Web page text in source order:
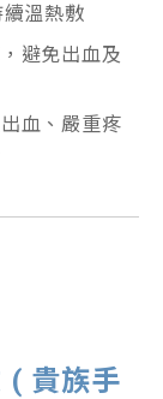
溫熱敷
避免出血及
血、嚴重疼
( 貴族手